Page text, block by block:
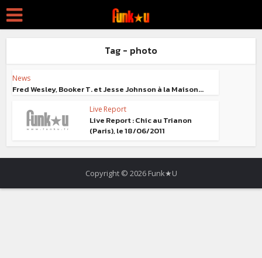
Tag - photo
News
Fred Wesley, Booker T. et Jesse Johnson à la Maison...
Live Report
Live Report : Chic au Trianon
(Paris), le 18/06/2011
Copyright © 2026 Funk★U